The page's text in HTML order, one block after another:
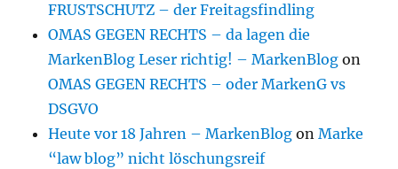
FRUSTSCHUTZ – der Freitagsfindling
OMAS GEGEN RECHTS – da lagen die
MarkenBlog Leser richtig! – MarkenBlog on
OMAS GEGEN RECHTS – oder MarkenG vs
DSGVO
Heute vor 18 Jahren – MarkenBlog onMarke
“law blog” nicht löschungsreif